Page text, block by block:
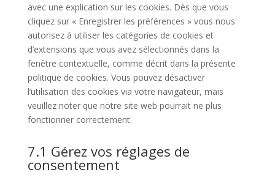
avec une explication sur les cookies. Dès que vous
cliquez sur « Enregistrer les préférences » vous nous
autorisez à utiliser les catégories de cookies et
d’extensions que vous avez sélectionnés dans la
fenêtre contextuelle, comme décrit dans la présente
politique de cookies. Vous pouvez désactiver
l’utilisation des cookies via votre navigateur, mais
veuillez noter que notre site web pourrait ne plus
fonctionner correctement.
7.1 Gérez vos réglages de
consentement